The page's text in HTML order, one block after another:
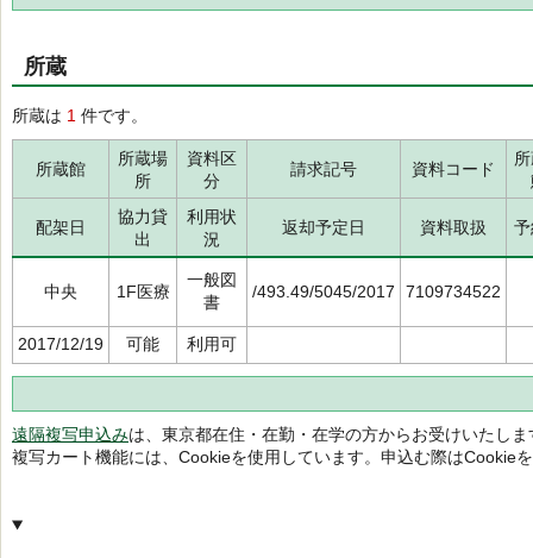
所蔵
所蔵は 1 件です。
所蔵館
所蔵場
所
資料区
分
請求記号 資料コード
配架日
協力貸
出
利用状
況
返却予定日 資料取扱
中央 1F医療
一般図
書
/493.49/5045/2017 7109734522
2017/12/19 可能 利用可
遠隔複写申込みは、東京都在住・在勤・在学の方からお受けいたしま
複写カート機能には、Cookieを使用しています。申込む際はCookie